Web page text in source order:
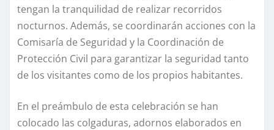
tengan la tranquilidad de realizar recorridos
nocturnos. Además, se coordinarán acciones con la
Comisaría de Seguridad y la Coordinación de
Protección Civil para garantizar la seguridad tanto
de los visitantes como de los propios habitantes.
En el preámbulo de esta celebración se han
colocado las colgaduras, adornos elaborados en